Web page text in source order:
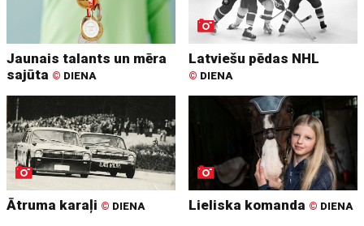
Jaunais talants un mēra
sajūta © DIENA
Latviešu pēdas NHL
© DIENA
Ātruma karaļi © DIENA Lieliska komanda © DIENA